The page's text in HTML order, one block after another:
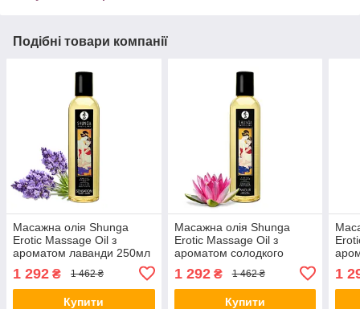
Подібні товари компанії
Масажна олія Shunga
Erotic Massage Oil з
ароматом лаванди 250мл
1 292 ₴ 1 462 ₴
Купити
Масажна олія Shunga
Erotic Massage Oil з
ароматом солодкого
лотоса 250мл all СКІДКА
all СКИДКА2363
1 292₴ 1 462 ₴
Купити
1